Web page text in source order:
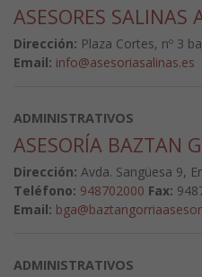
ASESORES SALINAS
Dirección: Plaza Cortes, nº 3
Email: info@asesoriasalinas.es
ADMINISTRATIVOS
ASESORÍA BAZTAN
Dirección: Avda. Sangüesa 9,
Teléfono: 948702000 Fax:
Email:
ADMINISTRATIVOS